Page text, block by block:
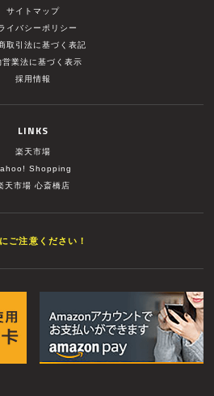
サイトマップ
イバシーポリシー
取引法に基づく表記
営業法に基づく表示
採用情報
LINKS
楽天市場
Shopping
天市場 心斎橋店
ご注意ください！